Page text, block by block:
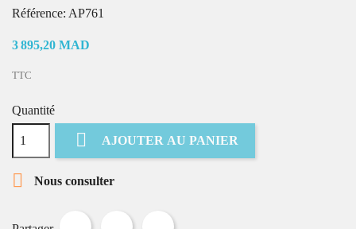
Référence: AP761
3 895,20 MAD
TTC
Quantité
 AJOUTER AU PANIER
 Nous consulter
Partager